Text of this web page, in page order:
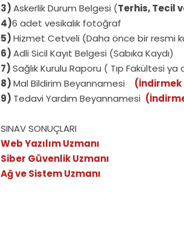
3)Askerlik Durum Belgesi (Terhis, Tecil
4)6 adet vesikalık fotoğraf
5)Hizmet Cetveli (Daha önce bir resmi
6)Adli Sicil Kayıt Belgesi (Sabıka Kaydı)
7)Sağlık Kurulu Raporu ( Tıp Fakültesi
8)Mal Bildirim Beyannamesi (İndirmek
9) Tedavi Yardım Beyannamesi
SINAV SONUÇLARI
Web Yazılım Uzmanı
Siber Güvenlik Uzmanı
Ağ ve Sistem Uzmanı